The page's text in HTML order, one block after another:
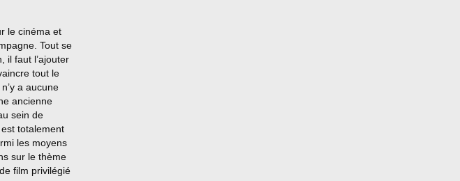
le cinéma et
Tout se
il faut l’ajouter
tout le
a aucune
ancienne
sein de
totalement
les moyens
sur le thème
film privilégié